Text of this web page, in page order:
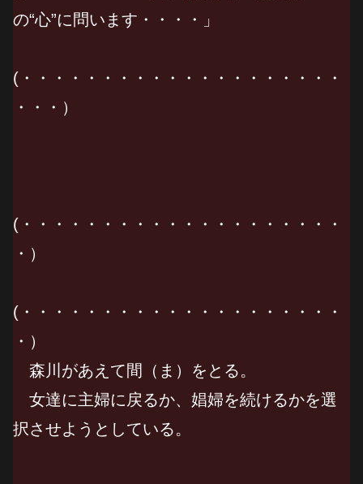
の“心”に問います・・・・」
(・・・・・・・・・・・・・・・・・・・・
・・・）
(・・・・・・・・・・・・・・・・・・・・
・）
(・・・・・・・・・・・・・・・・・・・・
・）
森川があえて間（ま）をとる。
女達に主婦に戻るか、娼婦を続けるかを選
択させようとしている。